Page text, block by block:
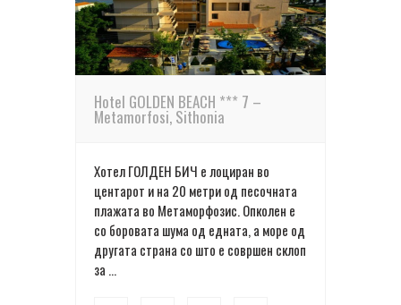
ПОВЕЌЕ ДЕТАЛИ
Hotel GOLDEN BEACH *** 7 –
Metamorfosi, Sithonia
Хотел ГОЛДЕН БИЧ е лоциран во
центарот и на 20 метри од песочната
плажата во Метаморфозис. Опколен е
со боровата шума од едната, а море од
другата страна со што е совршен склоп
за ...